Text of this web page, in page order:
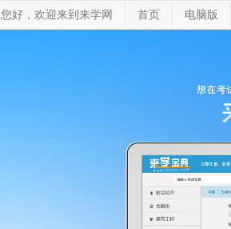
您好，欢迎来到来学网 首页 电脑版